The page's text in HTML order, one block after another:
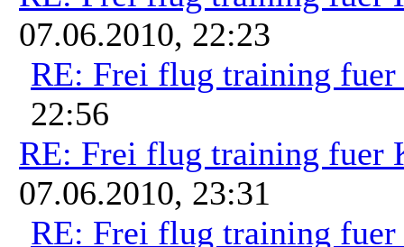
07.06.2010, 22:23
RE: Frei flug training fuer
22:56
RE: Frei flug training fuer
07.06.2010, 23:31
RE: Frei flug training fuer